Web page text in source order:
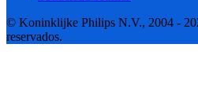
© Koninklijke Philips N.V., 2004 -
reservados.